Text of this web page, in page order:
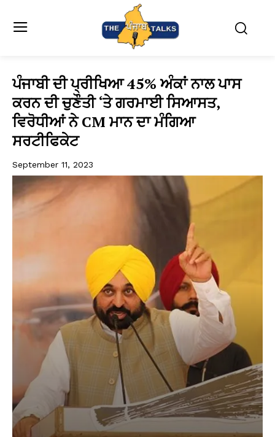
ਪੰਜਾਬੀ ਦੀ ਪ੍ਰੀਖਿਆ 45% ਅੰਕਾਂ ਨਾਲ ਪਾਸ
ਕਰਨ ਦੀ ਚੁਣੌਤੀ ‘ਤੇ ਗਰਮਾਈ ਸਿਆਸਤ,
ਵਿਰੋਧੀਆਂ ਨੇ CM ਮਾਨ ਦਾ ਮੰਗਿਆ
ਸਰਟੀਫਿਕੇਟ
September 11, 2023